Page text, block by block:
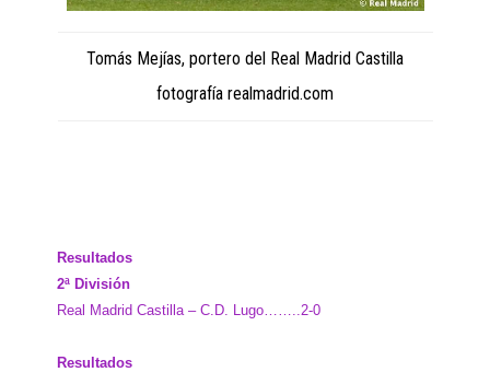
Tomás Mejías, portero del Real Madrid Castilla
fotografía realmadrid.com
Resultados
2ª División
Real Madrid Castilla – C.D. Lugo……..2-0
Resultados